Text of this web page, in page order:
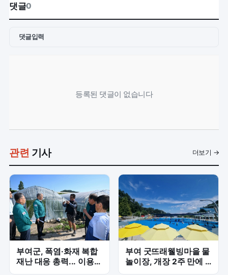
댓글0
댓글입력
등록된 댓글이 없습니다
관련 기사 더보기 →
부여군, 폭염·화재 복합
재난 대응 총력... 이용우
부여 굿뜨래웰빙마을 물
놀이장, 개장 2주 만에 3